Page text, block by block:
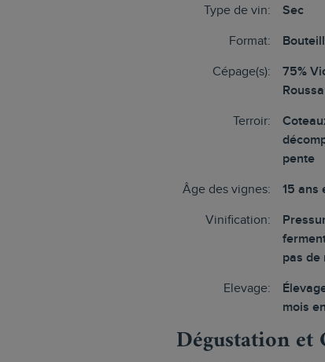
Type de vin: Sec
Format:
Cépage(s):
75%
Terroir:
pente
Âge des vignes: 15 ans
Vinification:
pas de
Elevage:
mois
Dégustation et